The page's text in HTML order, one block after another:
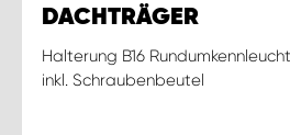
DACHTRÄGER
Halterung B16
inkl. Schraubenbeutel